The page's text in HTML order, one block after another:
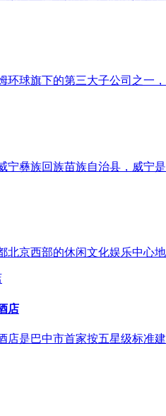
环球旗下的第三大子公司之一
宁彝族回族苗族自治县，威宁
北京西部的休闲文化娱乐中心
店
店是巴中市首家按五星级标准